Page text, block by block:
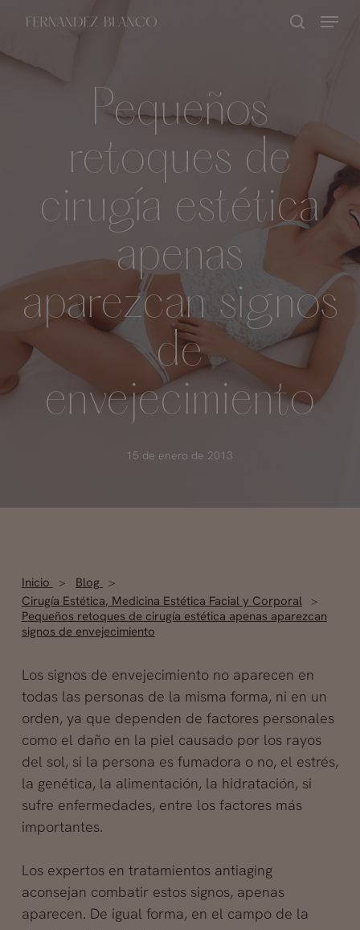
main
Menu
Pequeños
retoques de
cirugía estética
apenas
aparezcan signos
de
envejecimiento
15 de enero de 2013
Inicio
Blog
Cirugía Estética, Medicina Estética Facial y Corporal
Pequeños retoques de cirugía estética apenas aparezcan
signos de envejecimiento
Los signos de envejecimiento no aparecen en
todas las personas de la misma forma, ni en un
orden, ya que dependen de factores personales
como el daño en la piel causado por los rayos
del sol, si la persona es fumadora o no, el estrés,
la genética, la alimentación, la hidratación, si
sufre enfermedades, entre los factores más
importantes.
Los expertos en tratamientos antiaging
aconsejan combatir estos signos, apenas
aparecen. De igual forma, en el campo de la